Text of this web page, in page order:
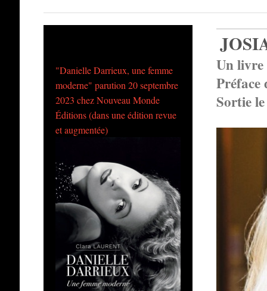
Un
Préface
Sortie
"Danielle Darrieux, une femme
moderne" parution 20 septembre
2023 chez Nouveau Monde
Éditions (dans une édition revue
et augmentée)